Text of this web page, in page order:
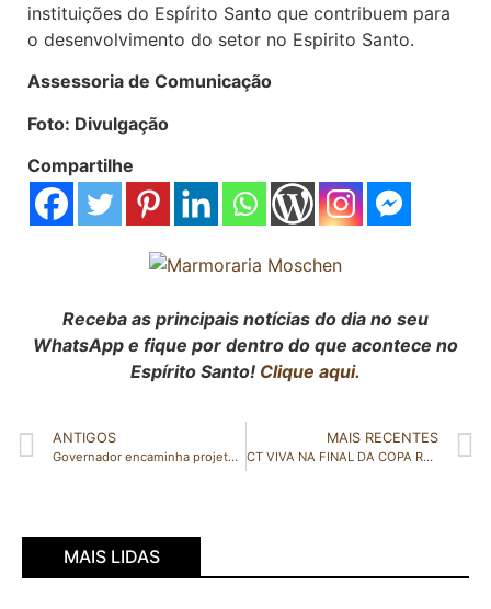
instituições do Espírito Santo que contribuem para
o desenvolvimento do setor no Espirito Santo.
Assessoria de Comunicação
Foto: Divulgação
Compartilhe
Receba as principais notícias do dia no seu
WhatsApp e fique por dentro do que acontece no
Espírito Santo! Clique aqui.
ANTIGOS
Governador encaminha projeto de lei para reestruturação do Bolsa Capixaba
MAIS RECENTES
CT VIVA NA FINAL DA COPA RALUTI DE FUTSAL 2021
MAIS LIDAS